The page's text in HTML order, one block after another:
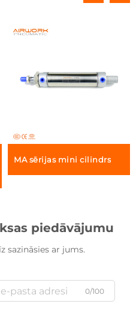
MA sērijas mini cilindrs
piedāvājumu
sazināsies ar jums.
0/100